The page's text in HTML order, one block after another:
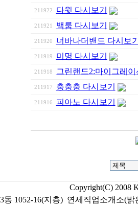
211922 다윗 다시보기
211921 백룸 다시보기
211920 너바나더밴드 다시보
211919 미명 다시보기
211918 그린랜드2:마이그레
211917 충충충 다시보기
211916 피아노 다시보기
Copyright(C) 2008
동 1052-16(지층) 연세직업소개소(